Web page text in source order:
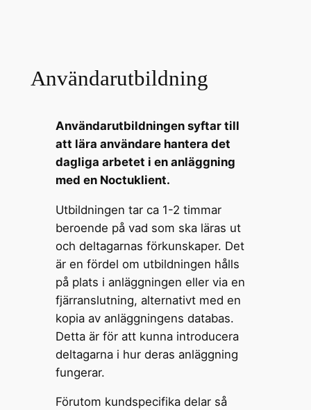
Användarutbildning
Användarutbildningen syftar till
att lära användare hantera det
dagliga arbetet i en anläggning
med en Noctuklient.
Utbildningen tar ca 1-2 timmar
beroende på vad som ska läras ut
och deltagarnas förkunskaper. Det
är en fördel om utbildningen hålls
på plats i anläggningen eller via en
fjärranslutning, alternativt med en
kopia av anläggningens databas.
Detta är för att kunna introducera
deltagarna i hur deras anläggning
fungerar.
Förutom kundspecifika delar så